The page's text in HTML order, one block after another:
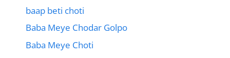
baap beti choti
Baba Meye Chodar Golpo
Baba Meye Choti